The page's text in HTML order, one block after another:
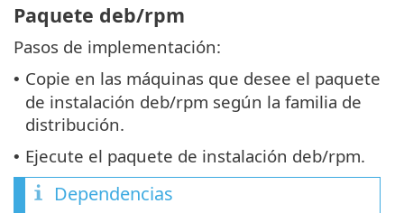
Paquete deb/rpm
Pasos de implementación:
• Copie en las máquinas que desee el paquete
de instalación deb/rpm según la familia de
distribución.
• Ejecute el paquete de instalación deb/rpm.
Dependencias